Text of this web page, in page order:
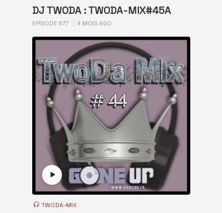
DJ TWODA : TWODA-MIX#45A
EPISODE 677 4 MOIS AGO
TWODA-MIX